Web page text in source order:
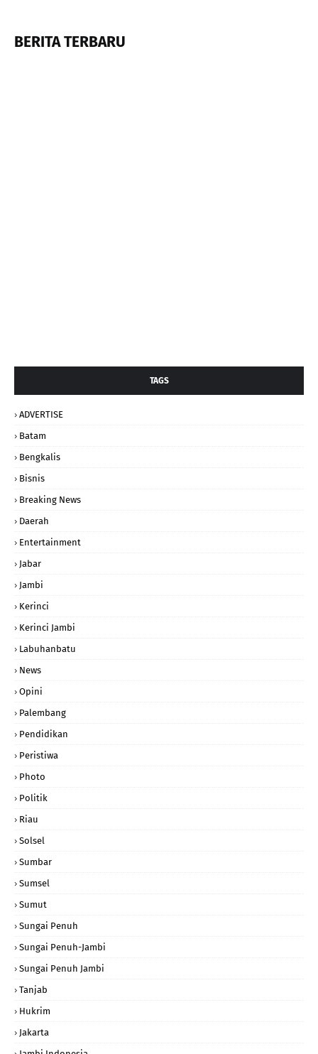
BERITA TERBARU
TAGS
ADVERTISE
Batam
Bengkalis
Bisnis
Breaking News
Daerah
Entertainment
Jabar
Jambi
Kerinci
Kerinci Jambi
Labuhanbatu
News
Opini
Palembang
Pendidikan
Peristiwa
Photo
Politik
Riau
Solsel
Sumbar
Sumsel
Sumut
Sungai Penuh
Sungai Penuh-Jambi
Sungai Penuh Jambi
Tanjab
Hukrim
Jakarta